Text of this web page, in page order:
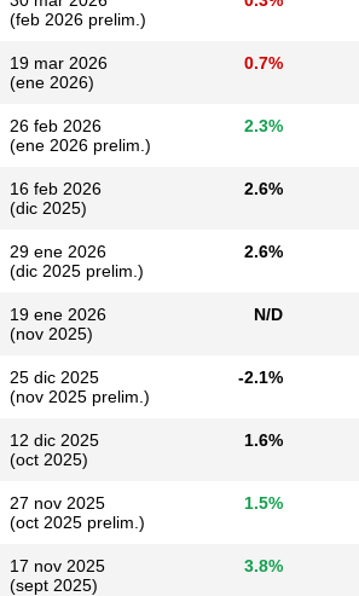
(feb 2026 prelim.)
19 mar 2026
(ene 2026)
0.7%
26 feb 2026
(ene 2026 prelim.)
2.3%
16 feb 2026
(dic 2025)
2.6%
29 ene 2026
(dic 2025 prelim.)
2.6%
19 ene 2026
(nov 2025)
N/D
25 dic 2025
(nov 2025 prelim.)
-2.1%
12 dic 2025
(oct 2025)
1.6%
27 nov 2025
(oct 2025 prelim.)
1.5%
17 nov 2025
(sept 2025)
3.8%